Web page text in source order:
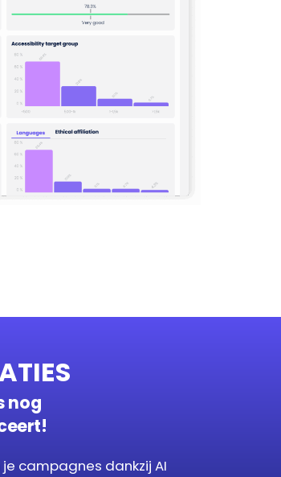
nog
campagnes dankzij AI